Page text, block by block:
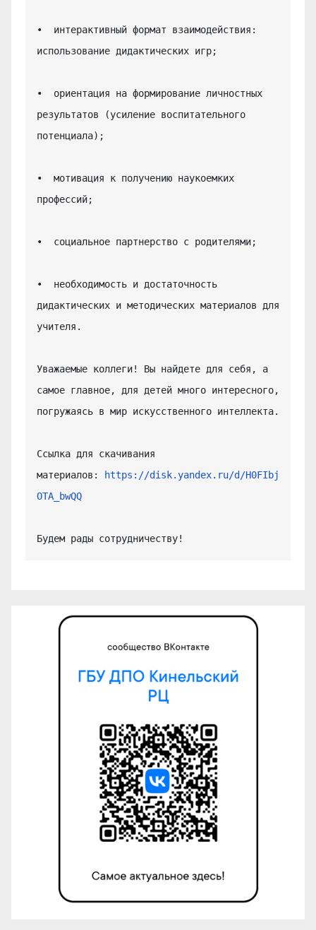
•  интерактивный формат взаимодействия:
использование дидактических игр;
•  ориентация на формирование личностных
результатов (усиление воспитательного
потенциала);
•  мотивация к получению наукоемких
профессий;
•  социальное партнерство с родителями;
•  необходимость и достаточность
дидактических и методических материалов для
учителя.
Уважаемые коллеги! Вы найдете для себя, а
самое главное, для детей много интересного,
погружаясь в мир искусственного интеллекта.
Ссылка для скачивания
материалов:
https://disk.yandex.ru/d/H0FIbj
OTA_bwQQ
Будем рады сотрудничеству!